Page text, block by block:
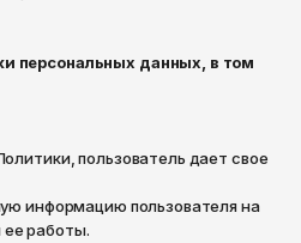
персональных данных, в том
пользователь дает свое
информацию пользователя на
ее работы.